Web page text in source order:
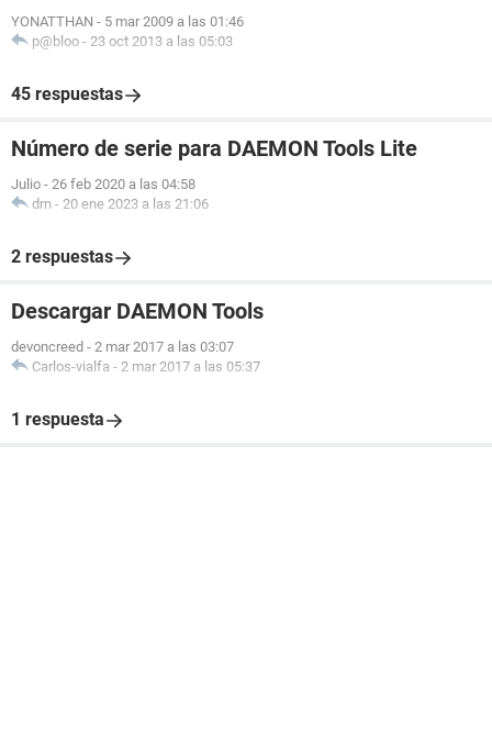
YONATTHAN - 5 mar 2009 a las 01:46
p@bloo - 23 oct 2013 a las 05:03
45 respuestas
Número de serie para DAEMON Tools Lite
Julio - 26 feb 2020 a las 04:58
drn - 20 ene 2023 a las 21:06
2 respuestas
Descargar DAEMON Tools
devoncreed - 2 mar 2017 a las 03:07
Carlos-vialfa - 2 mar 2017 a las 05:37
1 respuesta